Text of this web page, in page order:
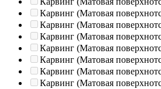
Карвинг (Матовая
Карвинг (Матовая
Карвинг (Матовая
Карвинг (Матовая
Карвинг (Матовая
Карвинг (Матовая
Карвинг (Матовая